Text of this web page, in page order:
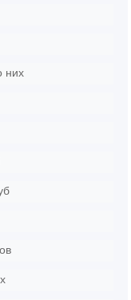
них